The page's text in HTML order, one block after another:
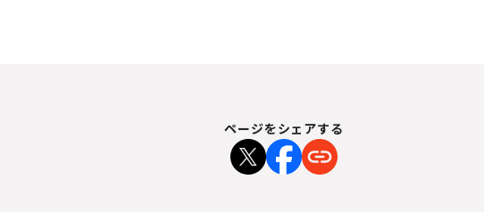
ページをシェアする